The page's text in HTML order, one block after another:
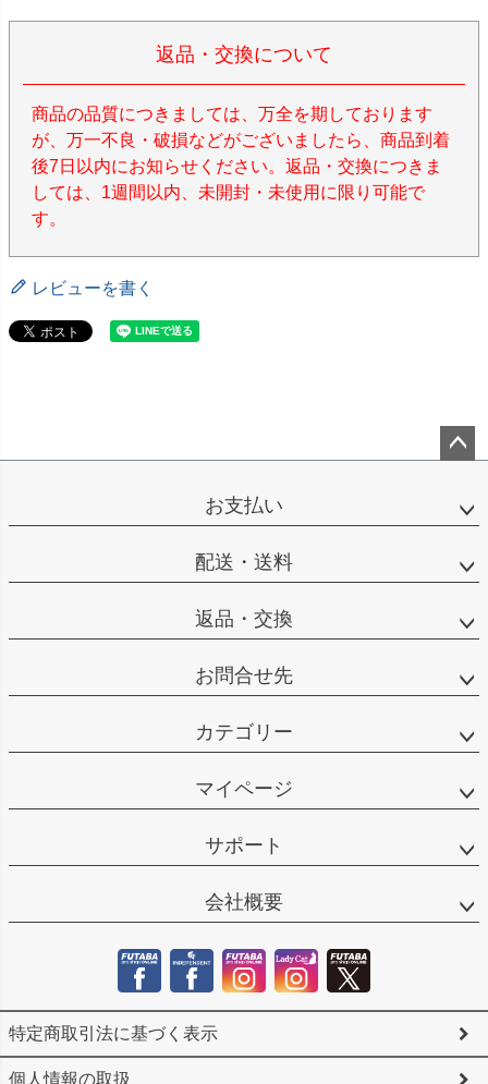
返品・交換について
商品の品質につきましては、万全を期しております
が、万一不良・破損などがございましたら、商品到着
後7日以内にお知らせください。返品・交換につきま
しては、1週間以内、未開封・未使用に限り可能で
す。
レビューを書く
ジト
ップ
お支払い
配送・送料
返品・交換
お問合せ先
カテゴリー
マイページ
サポート
会社概要
特定商取引法に基づく表示
個人情報の取扱